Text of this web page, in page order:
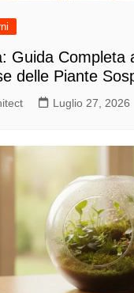
Guida Completa
delle Piante
Luglio 27, 2026